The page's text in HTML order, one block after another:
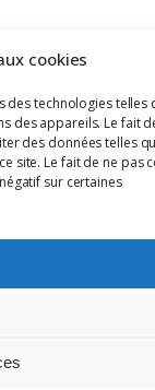
cookies
des technologies telles
des appareils. Le fait
des données telles
site. Le fait de ne pas
sur certaines